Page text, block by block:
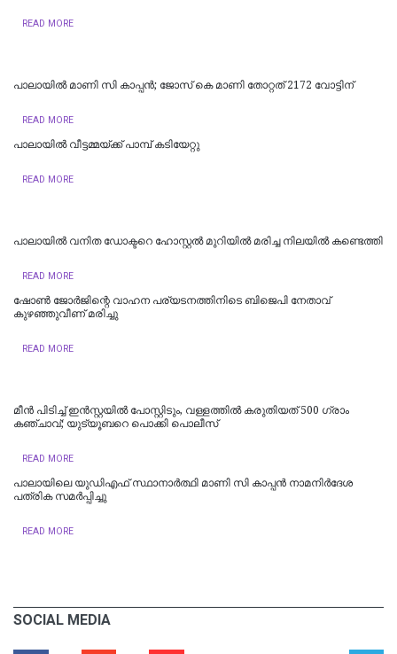
READ MORE
പാലായിൽ മാണി സി കാപ്പൻ; ജോസ് കെ മാണി തോറ്റത് 2172 വോട്ടിന്
READ MORE
പാലായിൽ വീട്ടമ്മയ്ക്ക് പാമ്പ് കടിയേറ്റു
READ MORE
പാലായിൽ വനിത ഡോക്ടറെ ഹോസ്റ്റൽ മുറിയിൽ മരിച്ച നിലയിൽ കണ്ടെത്തി
READ MORE
ഷോണ്‍ ജോര്‍ജിന്റെ വാഹന പര്യടനത്തിനിടെ ബിജെപി നേതാവ്
കുഴഞ്ഞുവീണ് മരിച്ചു
READ MORE
മീന്‍ പിടിച്ച് ഇന്‍സ്റ്റയില്‍ പോസ്റ്റിടും, വള്ളത്തില്‍ കരുതിയത് 500 ഗ്രാം
കഞ്ചാവ്; യുട്യൂബറെ പൊക്കി പൊലീസ്
READ MORE
പാലായിലെ യുഡിഎഫ് സ്ഥാനാർത്ഥി മാണി സി കാപ്പൻ നാമനിർദേശ
പത്രിക സമർപ്പിച്ചു
READ MORE
SOCIAL MEDIA